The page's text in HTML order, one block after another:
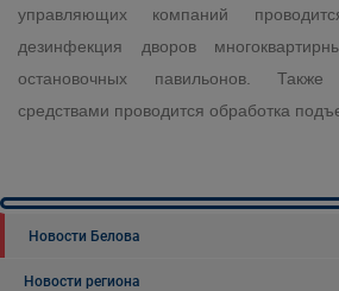
управляющих компаний
дезинфекция дворов
остановочных павильонов.
средствами проводится обработка
Новости Белова
Новости региона